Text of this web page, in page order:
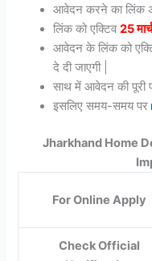
आवेदन करने का लिंक
लिंक को एक्टिव25
आवेदन के लिंक को
दे दी जाएगी |
साथ में आवेदन की पूरी
इसलिए समय-समय पर
Jharkhand Home
For Online Apply
Check Official